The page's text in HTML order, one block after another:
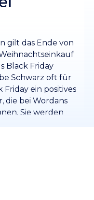
gilt das Ende von
Black Friday
Schwarz oft für
Friday ein positives
die bei Wordans
Sie werden
unseren